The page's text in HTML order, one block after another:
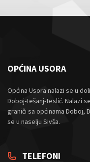
OPĆINA USORA
Općina Usora nalazi se u
Doboj-Tešanj-Teslić. Nalazi
graniči sa općinama Doboj,
se u naselju Sivša.
TELEFONI